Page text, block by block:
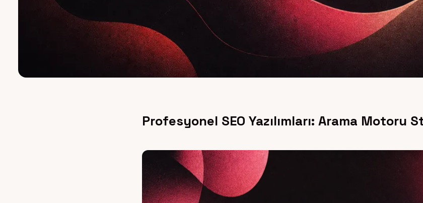
Profesyonel SEO Yazılımları: Arama Motoru